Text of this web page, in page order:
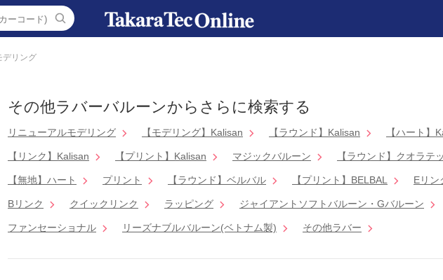
デリング
その他ラバーバルーンからさらに検索する
リニューアルモデリング 【モデリング】Kalisan 【ラウンド】Kalisan 【ハート】
【リンク】Kalisan 【プリント】Kalisan マジックバルーン 【ラウンド】クオラテ
【無地】ハート プリント 【ラウンド】ベルバル 【プリント】BELBAL Eリン
Bリンク クイックリンク ラッピング ジャイアントソフトバルーン・Gバルーン
ファンセーショナル リーズナブルバルーン(ベトナム製) その他ラバー